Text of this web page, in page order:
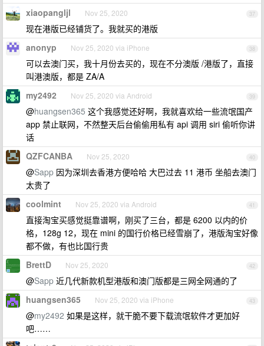
37
xiaopangljl Nov 25, 2020
现在港版已经铺货了。我就买的港版
38
anonyp Nov 25, 2020 via iPhone
可以去澳门买，我十月份去买的，现在不分澳版 /港版了，直接
叫港澳版，都是 ZA/A
39
my2492 Nov 25, 2020 via Android
@huangsen365 这个我感觉还好啊，我就喜欢给一些流氓国产
app 禁止联网，不然整天后台偷偷用私有 api 调用 siri 偷听你讲
话
40
QZFCANBA Nov 25, 2020
@Sapp 因为深圳去香港方便哈哈 大巴过去 11 港币 坐船去澳门
太贵了
41
coolmint Nov 25, 2020 via Android
直接淘宝买感觉挺靠谱啊，刚买了三台，都是 6200 以内的价
格，128g 12，现在 mini 的国行价格已经雪崩了，港版淘宝好像
都不做，有也比国行贵
42
BrettD Nov 25, 2020
@Sapp 近几代新款机型港版和澳门版都是三网全网通的了
43
huangsen365 Nov 25, 2020 via iPhone
@my2492 如果是这样，就干脆不要下载流氓软件才更加好
吧……